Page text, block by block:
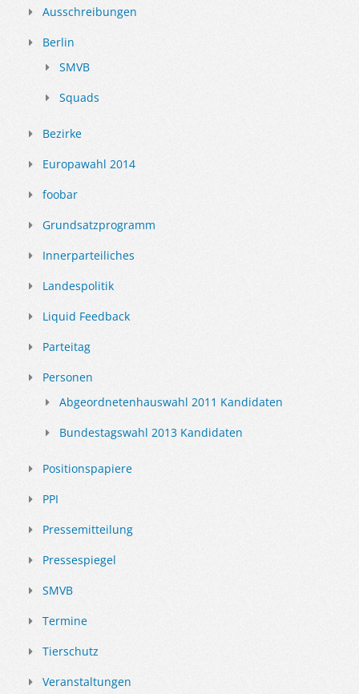
Ausschreibungen
Berlin
SMVB
Squads
Bezirke
Europawahl 2014
foobar
Grundsatzprogramm
Innerparteiliches
Landespolitik
Liquid Feedback
Parteitag
Personen
Abgeordnetenhauswahl 2011 Kandidaten
Bundestagswahl 2013 Kandidaten
Positionspapiere
PPI
Pressemitteilung
Pressespiegel
SMVB
Termine
Tierschutz
Veranstaltungen